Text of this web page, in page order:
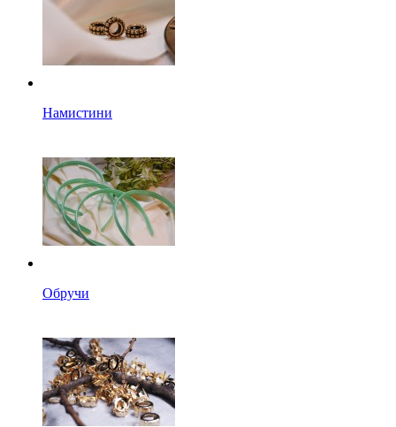
Намистини
Обручи